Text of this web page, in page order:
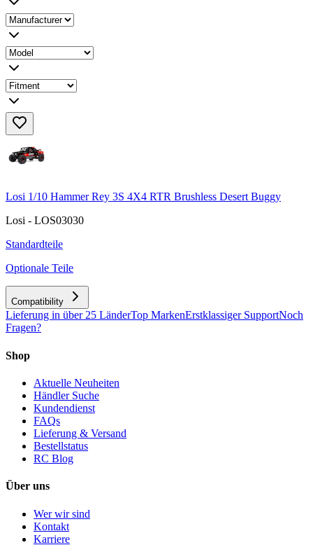
Losi 1/10 Hammer Rey 3S 4X4 RTR Brushless Desert Buggy
Losi - LOS03030
Standardteile
Optionale Teile
Compatibility
Lieferung in über 25 LänderTop MarkenErstklassiger SupportNoch
Fragen?
Shop
Aktuelle Neuheiten
Händler Suche
Kundendienst
FAQs
Lieferung & Versand
Bestellstatus
RC Blog
Über uns
Wer wir sind
Kontakt
Karriere